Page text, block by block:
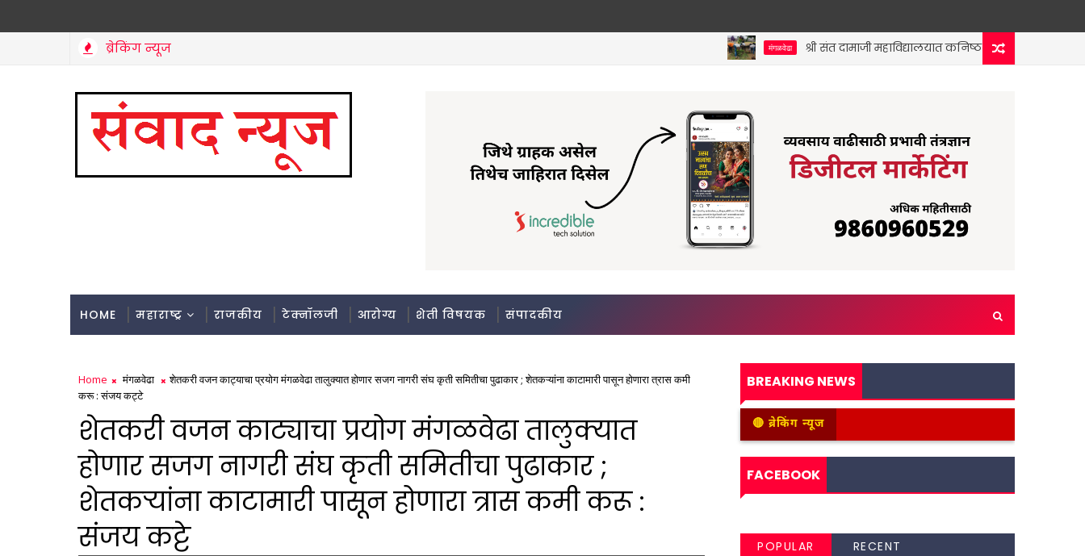
ब्रेकिंग न्यूज मंगळवेढा श्री संत दामाजी महाविद्यालयात कनिष्ठ विभागाच्या वतीने स्वच्छता
HOME महाराष्ट्र राजकीय टेक्नॉलजी आरोग्य शेती विषयक संपादकीय
Home मंगळवेढा
शेतकरी वजन काट्याचा प्रयोग मंगळवेढा तालुक्यात होणार सजग नागरी संघ कृती समितीचा पुढाकार ; शेतकऱ्यांना काटामारी पासून होणारा त्रास कमी
करू : संजय कट्टे
शेतकरी वजन काट्याचा प्रयोग मंगळवेढा तालुक्यात
होणार सजग नागरी संघ कृती समितीचा पुढाकार ;
शेतकऱ्यांना काटामारी पासून होणारा त्रास कमी करू :
संजय कट्टे
BREAKING NEWS
🔴 ब्रेकिंग न्यूज
FACEBOOK
POPULAR RECENT